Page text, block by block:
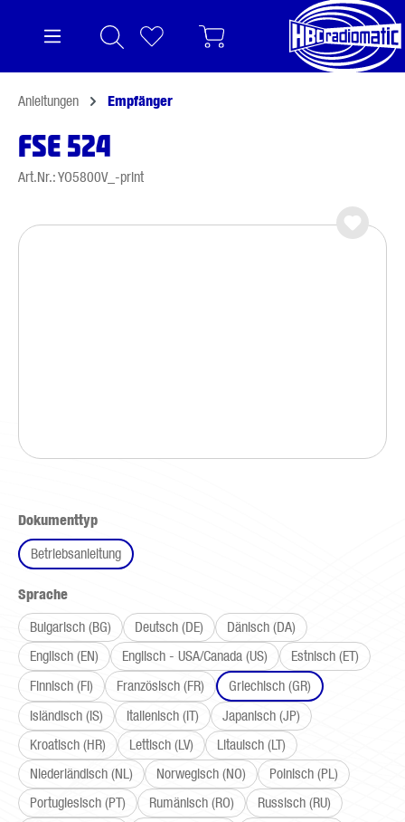
Anleitungen Empfänger
FSE 524
Art.Nr.: YO5800V_-print
Bildergalerie überspringen
Dokumenttypauswählen
Betriebsanleitung
Spracheauswählen
Bulgarisch (BG)
Deutsch (DE)
Dänisch (DA)
Englisch (EN)
Englisch - USA/Canada (US)
Estnisch (ET)
Finnisch (FI)
Französisch (FR)
Griechisch (GR)
Isländisch (IS)
Italienisch (IT)
Japanisch (JP)
Kroatisch (HR)
Lettisch (LV)
Litauisch (LT)
Niederländisch (NL)
Norwegisch (NO)
Polnisch (PL)
Portugiesisch (PT)
Rumänisch (RO)
Russisch (RU)